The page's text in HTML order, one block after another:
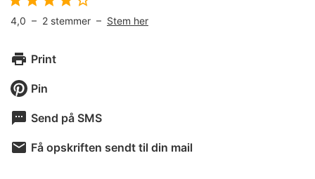
4,0 – 2 stemmer – Stem her
Print
Pin
Send på SMS
Få opskriften sendt til din mail